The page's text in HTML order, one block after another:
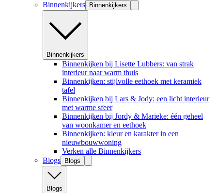
Binnenkijkers
Binnenkijkers
Binnenkijkers
Binnenkijken bij Lisette Lubbers: van strak
interieur naar warm thuis
Binnenkijken: stijlvolle eethoek met keramiek
tafel
Binnenkijken bij Lars & Jody: een licht interieur
met warme sfeer
Binnenkijken bij Jordy & Marieke: één geheel
van woonkamer en eethoek
Binnenkijken: kleur en karakter in een
nieuwbouwwoning
Verken alle Binnenkijkers
Blogs
Blogs
Blogs